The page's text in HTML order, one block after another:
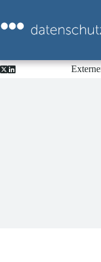
springen